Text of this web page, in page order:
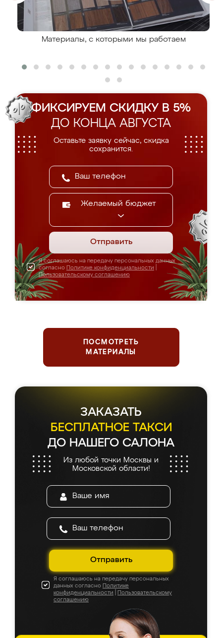
Материалы, с которыми мы работаем
ФИКСИРУЕМ СКИДКУ В 5%
ДО КОНЦА АВГУСТА
Оставьте заявку сейчас, скидка
сохранится.
Желаемый бюджет
Отправить
Я соглашаюсь на передачу персональных данных
согласно Политике конфиденциальности
Пользовательскому соглашению
ПОСМОТРЕТЬ
МАТЕРИАЛЫ
ЗАКАЗАТЬ
БЕСПЛАТНОЕ ТАКСИ
ДО НАШЕГО САЛОНА
Из любой точки Москвы и
Московской области!
Отправить
Я соглашаюсь на передачу персональных
данных согласно Политике
конфиденциальности
Пользовательскому
соглашению